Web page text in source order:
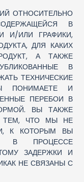
ОТНОСИТЕЛЬНО
В
И/ИЛИ ГРАФИКИ,
ДЛЯ КАКИХ
А ТАКЖЕ
В
ТЕХНИЧЕСКИЕ
ПОНИМАЕТЕ И
ПЕРЕБОИ В
ВЫ ТАКЖЕ
ТЕМ, ЧТО МЫ НЕ
К КОТОРЫМ ВЫ
В ПРОЦЕССЕ
ЗАДЕРЖКИ И
НЕ СВЯЗАНЫ С